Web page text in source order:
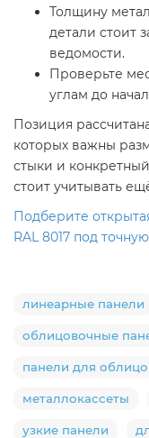
Толщину
детали стоит
ведомости.
Проверьте
углам до
Позиция
которых важны
стыки и
стоит учитывать
Подберите
RAL 8017 под
линеарные панели
облицовочные
панели для
металлокассеты
узкие панели